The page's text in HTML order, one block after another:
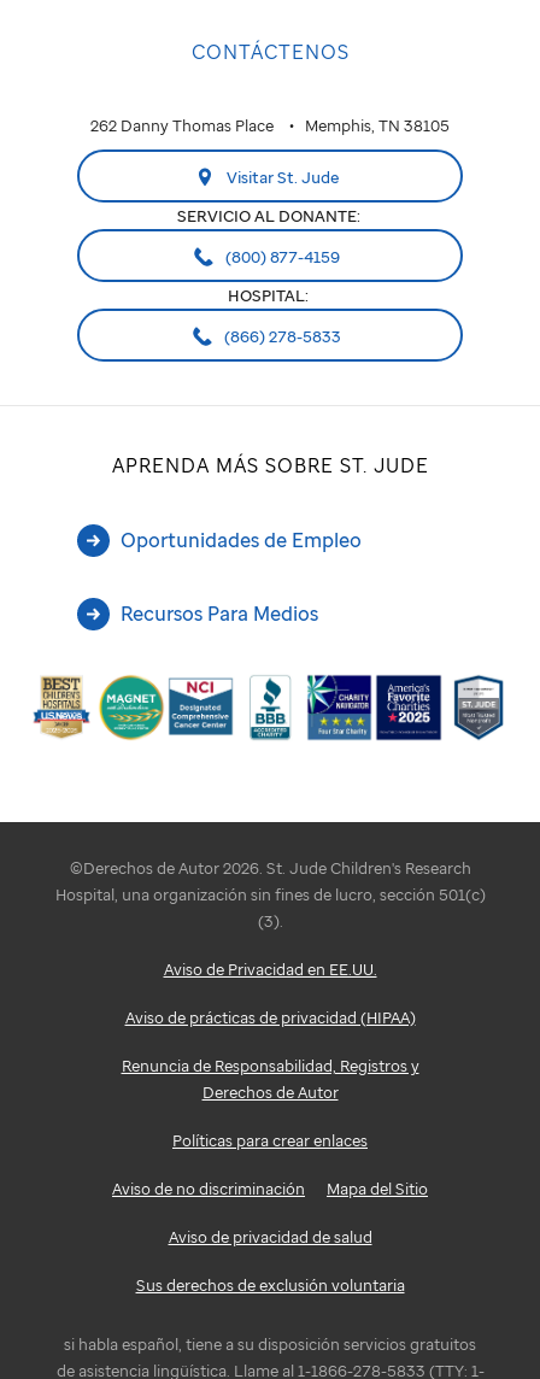
CONTÁCTENOS
262 Danny Thomas Place Memphis, TN 38105
Visitar St. Jude
SERVICIO AL DONANTE:
(800) 877-4159
HOSPITAL:
(866) 278-5833
APRENDA MÁS SOBRE ST. JUDE
Oportunidades de Empleo
Recursos Para Medios
©Derechos de Autor 2026. St. Jude Children's Research
Hospital, una organización sin fines de lucro, sección 501(c)
(3).
Aviso de Privacidad en EE.UU.
Aviso de prácticas de privacidad (HIPAA)
Renuncia de Responsabilidad, Registros y
Derechos de Autor
Políticas para crear enlaces
Aviso de no discriminación Mapa del Sitio
Aviso de privacidad de salud
Sus derechos de exclusión voluntaria
si habla español, tiene a su disposición servicios gratuitos
de asistencia lingüística. Llame al 1-1866-278-5833 (TTY: 1-